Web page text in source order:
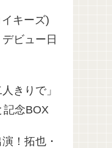
キーズ)
ビュー日
きりで」
記念BOX
！拓也・